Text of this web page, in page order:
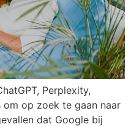
Perplexity,
op zoek te gaan naar
dat Google bij